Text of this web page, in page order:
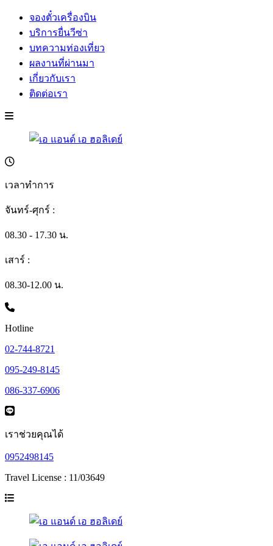
จองตั๋วเครื่องบิน
บริการยื่นวีซ่า
บทความท่องเที่ยว
ผลงานที่ผ่านมา
เกี่ยวกับเรา
ติดต่อเรา
เวลาทำการ
จันทร์-ศุกร์ :
08.30 - 17.30 น.
เสาร์ :
08.30-12.00 น.
Hotline
02-744-8721
095-249-8145
086-337-6906
เราช่วยคุณได้
0952498145
Travel License : 11/03649